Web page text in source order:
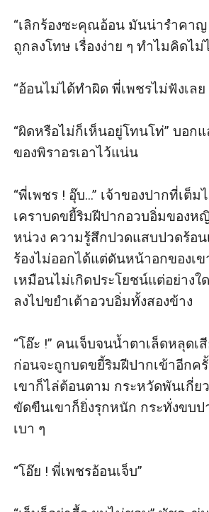
“เลิกร้องซะคุณอ้อน มันน่ารำคา
ถูกลงโทษ เรื่องง่าย ๆ ทำไมคิดไม่
“อ้อนไม่ได้ทำผิด พี่เพชรไม่ฟังเลย
“ผิดหรือไม่ก็เห็นอยู่โทนโท่” บอก
ของพิราอรเอาไว้แน่น
“พี่เพชร ! อุ๊บ...” เจ้าของปากที่เต็
เคราบดขยี้ริมฝีปากอวบอิ่มของห
หน่วง ความรู้สึกปวดแสบปวดร้อ
ร้องไม่ออกได้แต่ดันหน้าอกของเข
เหมือนไม่เกิดประโยชน์แต่อย่างใ
ลงไปขยำเต้าอวบอิ่มทั้งสองข้าง
“โอ๊ะ !” คนเจ็บจนน้ำตาเล็ดหลุดเ
ก่อนจะถูกบดขยี้ริมฝีปากเข้าอีกค
เขาก็ไล่ต้อนตาม กระหวัดพันเกี่ย
ขัดขืนเขาก็ยิ่งรุกหนัก กระทั่งขบป
เบา ๆ
“โอ๊ย ! พี่เพชรอ้อนเจ็บ”